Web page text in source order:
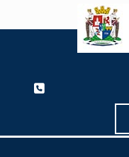
content